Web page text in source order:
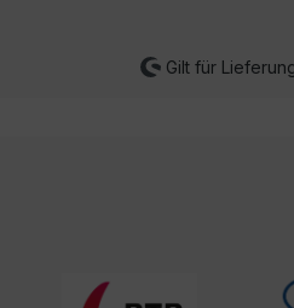
Gilt für